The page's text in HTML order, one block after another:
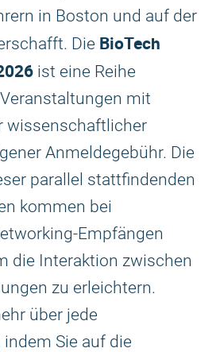
in Boston und auf der
Die BioTech
ist eine Reihe
mit
wissenschaftlicher
Anmeldegebühr. Die
parallel stattfindenden
kommen bei
Empfängen
die Interaktion zwischen
zu erleichtern.
über jede
Sie auf die